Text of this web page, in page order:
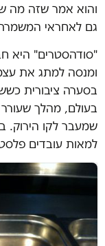
והוא אמר שזה מה
גם לאחראי
"סודהסטרים" היא
ומנסה למתג את
בסערה ציבורית
בעולם, מהלך
שמעבר לקו הירוק.
למאות עובדים